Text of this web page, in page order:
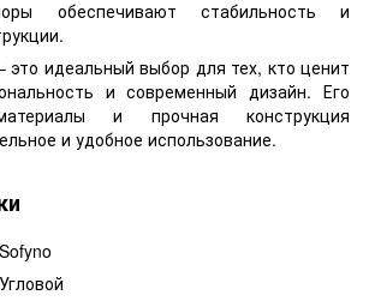
обеспечивают стабильность и
идеальный выбор для тех, кто ценит
и современный дизайн. Его
и прочная конструкция
и удобное использование.
Sofyno
Угловой